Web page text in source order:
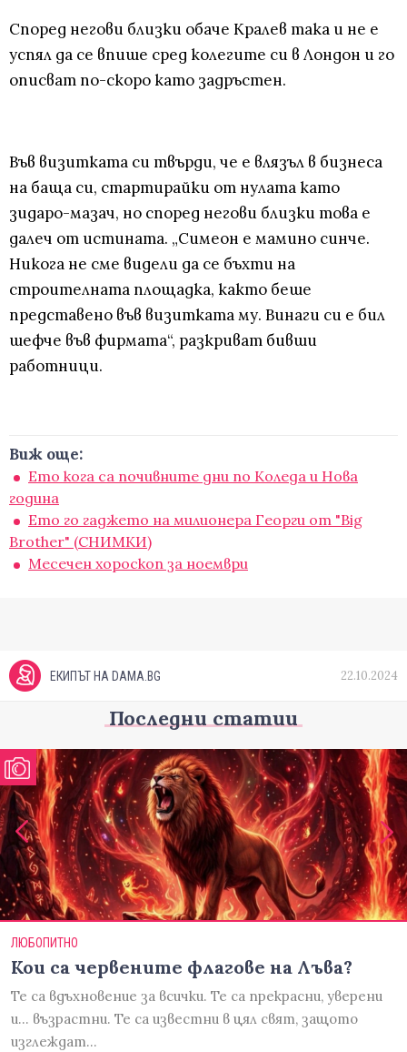
Според негови близки обаче Кралев така и не е
успял да се впише сред колегите си в Лондон и го
описват по-скоро като задръстен.
Във визитката си твърди, че е влязъл в бизнеса
на баща си, стартирайки от нулата като
зидаро-мазач, но според негови близки това е
далеч от истината. „Симеон е мамино синче.
Никога не сме видели да се бъхти на
строителната площадка, както беше
представено във визитката му. Винаги си е бил
шефче във фирмата“, разкриват бивши
работници.
Виж още:
Ето кога са почивните дни по Коледа и Нова
година
Ето го гаджето на милионера Георги от "Big
Brother" (СНИМКИ)
Месечен хороскоп за ноември
ЕКИПЪТ НА DAMA.BG 22.10.2024
Последни статии
ЛЮБОПИТНО
Кои са червените флагове на Лъва?
Те са вдъхновение за всички. Те са прекрасни, уверени
и... възрастни. Те са известни в цял свят, защото
изглеждат…